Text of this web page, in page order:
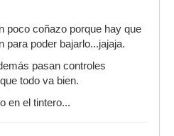
poco coñazo porque hay que
para poder bajarlo...jajaja.
pasan controles
todo va bien.
en el tintero...